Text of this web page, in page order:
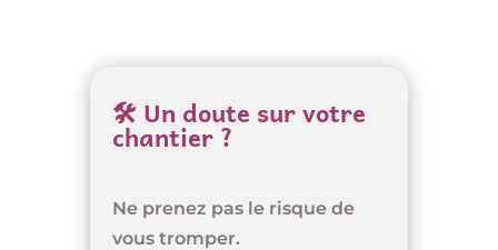
🛠️ Un doute sur votre
chantier ?
Ne prenez pas le risque de
vous tromper.